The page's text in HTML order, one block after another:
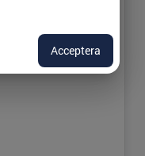
lokal
Acceptera